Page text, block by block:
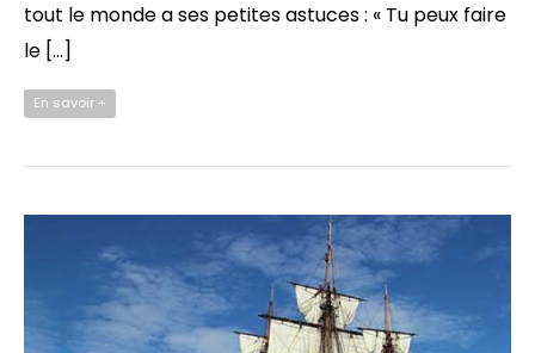
tout le monde a ses petites astuces : « Tu peux faire
le […]
En savoir +